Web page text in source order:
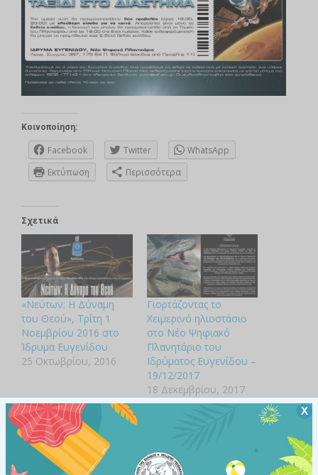
Κοινοποίηση:
Facebook Twitter
WhatsApp
Εκτύπωση
Περισσότερα
Σχετικά
«Νεύτων: Η Δύναμη
του Θεού», Τρίτη 1
Νοεμβρίου 2016 στο
Ίδρυμα Ευγενίδου
25 Οκτωβρίου, 2016
Γιορτάζοντας το
Χειμερινό ηλιοστάσιο
στο Νέο Ψηφιακό
Πλανητάριο του
Ιδρύματος Ευγενίδου –
19/12/2017
18 Δεκεμβρίου, 2017
Χ